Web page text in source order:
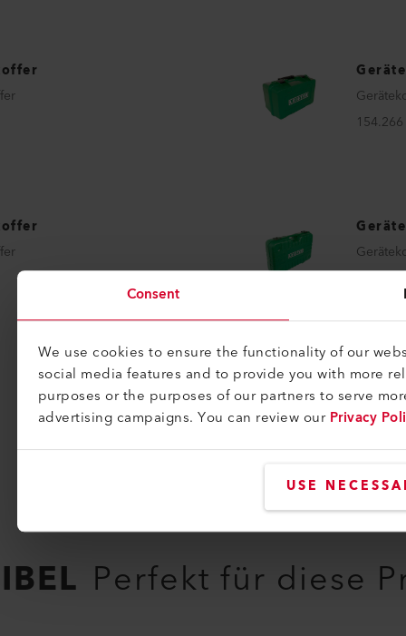
Consent
We use cookies to ensure the functionality of our
social media features and to provide you with more
purposes or the purposes of our partners to serve
advertising campaigns. You can review ourPrivacy
USE
154.266
119.540
Perfekt für diese